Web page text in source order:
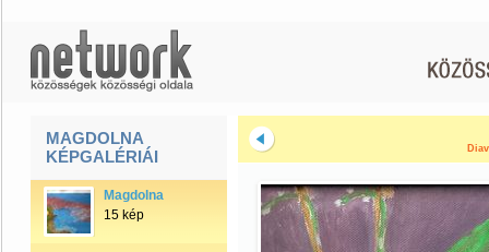
MAGDOLNA
KÉPGALÉRIÁI
Magdolna
15 kép